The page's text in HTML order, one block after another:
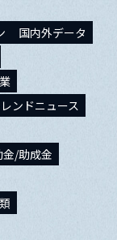
国内外データ
レンドニュース
金/助成金